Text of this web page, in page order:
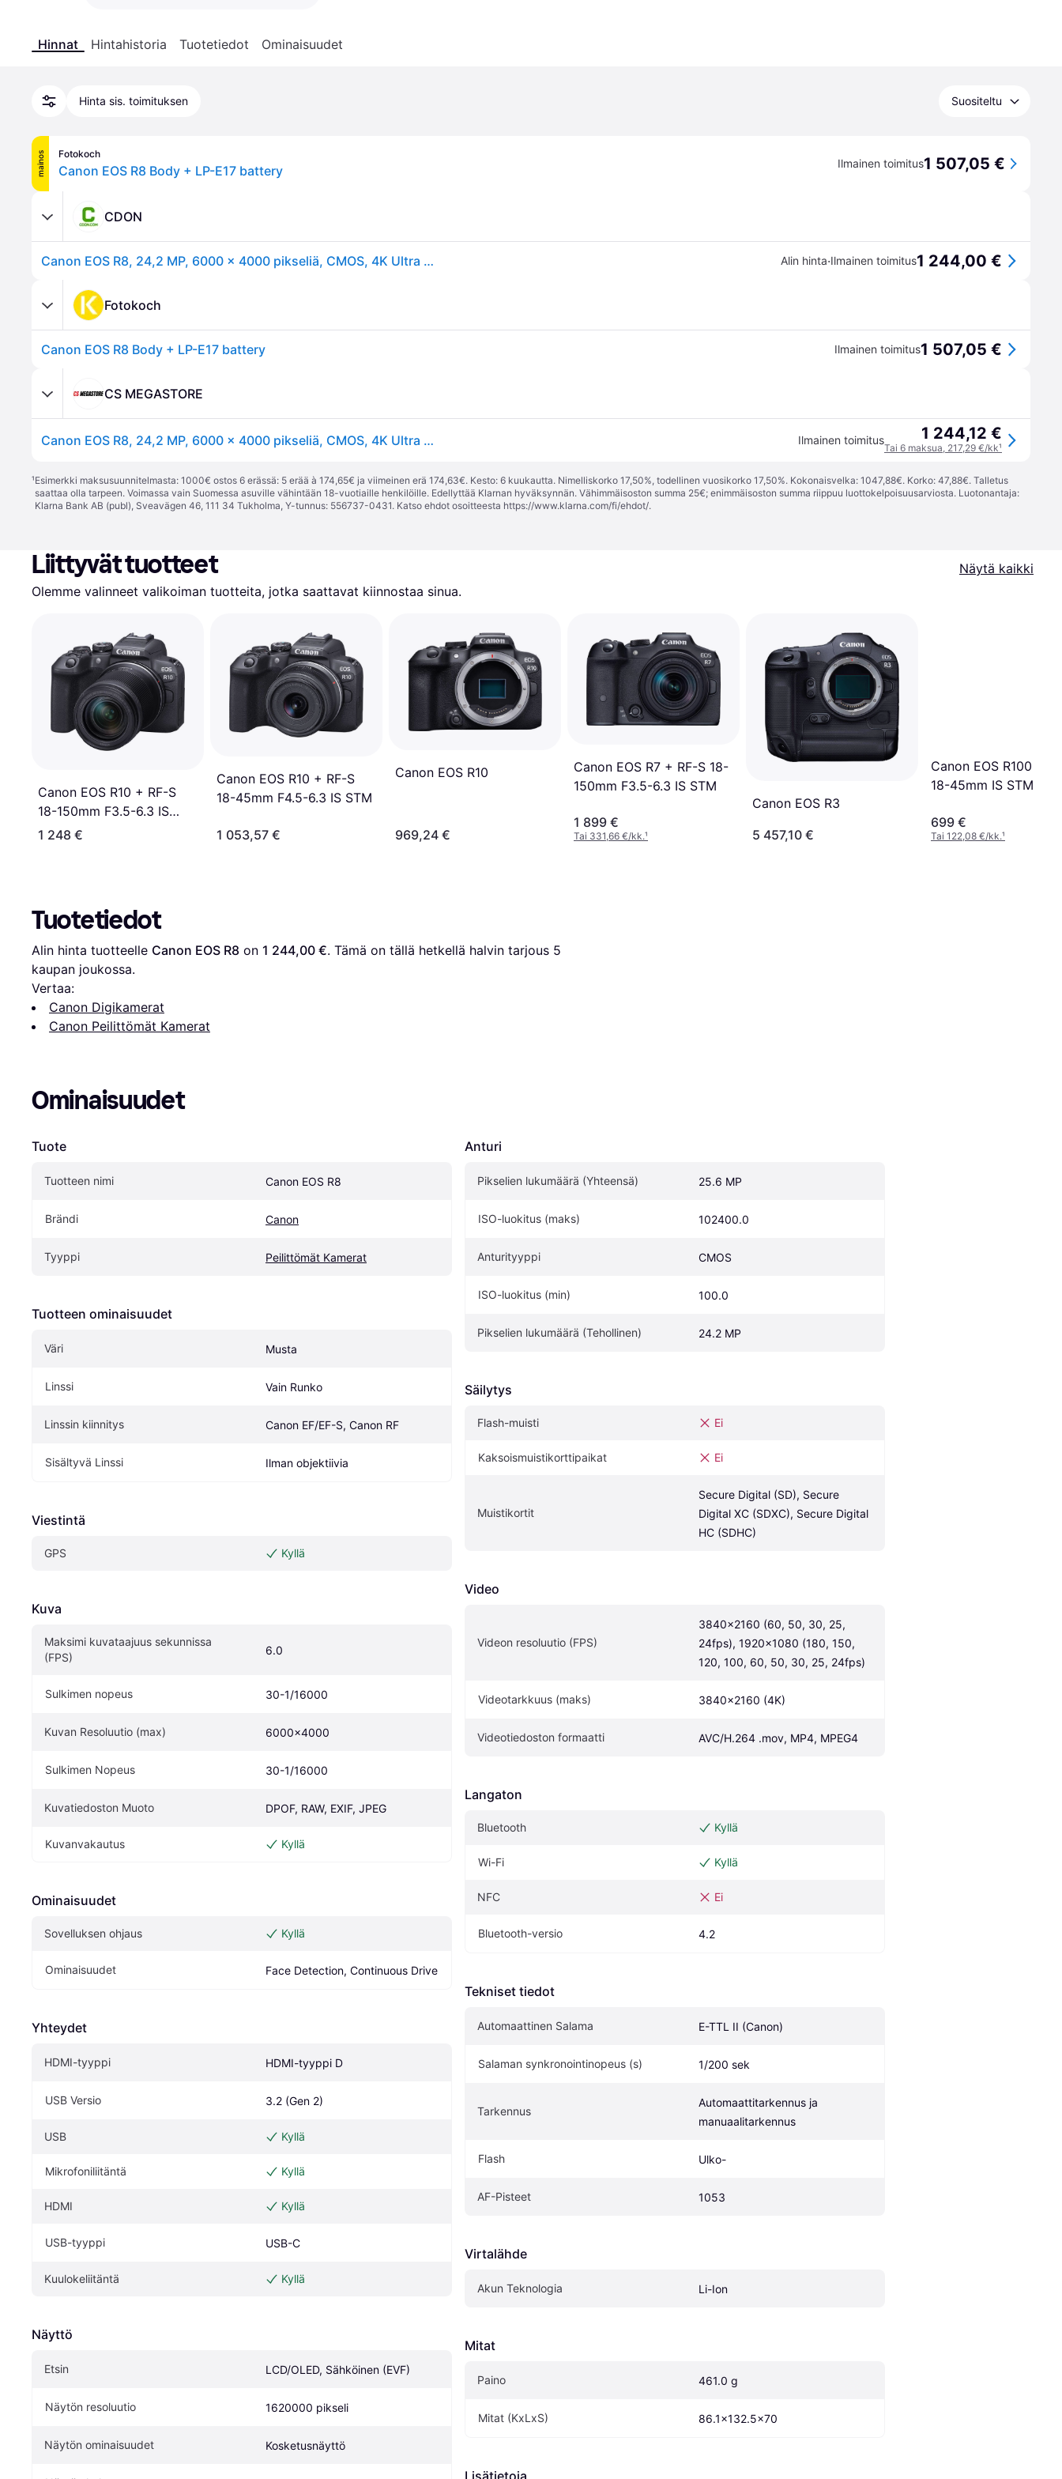
Hinnat Hintahistoria Tuotetiedot Ominaisuudet
Hinta sis. toimituksen Suositeltu
mainos Fotokoch
Canon EOS R8 Body + LP-E17 battery Ilmainen toimitus1 507,05 €
CDON
Canon EOS R8, 24,2 MP, 6000 x 4000 pikseliä, CMOS, 4K Ultra HD, Kosketusnäyttö, Musta Alin hinta·Ilmainen toimitus1 244,00 €
Fotokoch
Canon EOS R8 Body + LP-E17 battery Ilmainen toimitus1 507,05 €
CS MEGASTORE
Canon EOS R8, 24,2 MP, 6000 x 4000 pikseliä, CMOS, 4K Ultra HD, Kosketusnäyttö, Musta Ilmainen toimitus 1 244,12 €
Tai 6 maksua, 217,29 €/kk¹
¹Esimerkki maksusuunnitelmasta: 1000€ ostos 6 erässä: 5 erää à 174,65€ ja viimeinen erä 174,63€. Kesto: 6 kuukautta. Nimelliskorko 17,50%, todellinen vuosikorko 17,50%. Kokonaisvelka: 1047,88€. Korko: 47,88€. Talletus
saattaa olla tarpeen. Voimassa vain Suomessa asuville vähintään 18-vuotiaille henkilöille. Edellyttää Klarnan hyväksynnän. Vähimmäisoston summa 25€; enimmäisoston summa riippuu luottokelpoisuusarviosta. Luotonantaja:
Klarna Bank AB (publ), Sveavägen 46, 111 34 Tukholma, Y-tunnus: 556737-0431. Katso ehdot osoitteesta https://www.klarna.com/fi/ehdot/.
Liittyvät tuotteet
Näytä kaikki
Olemme valinneet valikoiman tuotteita, jotka saattavat kiinnostaa sinua.
Canon EOS R10 + RF-S
18-150mm F3.5-6.3 IS
STM
1 248 €
Canon EOS R10 + RF-S
18-45mm F4.5-6.3 IS STM
1 053,57 €
Canon EOS R10
969,24 €
Canon EOS R7 + RF-S 18-
150mm F3.5-6.3 IS STM
1 899 €
Tai 331,66 €/kk.¹
Canon EOS R3
5 457,10 €
Canon EOS R100 +
18-45mm IS STM
SD Card)
699 €
Tai 122,08 €/kk.¹
Tuotetiedot
Alin hinta tuotteelle Canon EOS R8 on 1 244,00 €. Tämä on tällä hetkellä halvin tarjous 5
kaupan joukossa.
Vertaa:
Canon Digikamerat
Canon Peilittömät Kamerat
Ominaisuudet
Tuote
Tuotteen nimi Canon EOS R8
Brändi Canon
Tyyppi Peilittömät Kamerat
Tuotteen ominaisuudet
Väri Musta
Linssi Vain Runko
Linssin kiinnitys Canon EF/EF-S, Canon RF
Sisältyvä Linssi Ilman objektiivia
Viestintä
GPS Kyllä
Kuva
Maksimi kuvataajuus sekunnissa
(FPS)
6.0
Sulkimen nopeus 30-1/16000
Kuvan Resoluutio (max) 6000x4000
Sulkimen Nopeus 30-1/16000
Kuvatiedoston Muoto DPOF, RAW, EXIF, JPEG
Kuvanvakautus Kyllä
Ominaisuudet
Sovelluksen ohjaus Kyllä
Ominaisuudet Face Detection, Continuous Drive
Yhteydet
HDMI-tyyppi HDMI-tyyppi D
USB Versio 3.2 (Gen 2)
USB Kyllä
Mikrofoniliitäntä Kyllä
HDMI Kyllä
USB-tyyppi USB-C
Kuulokeliitäntä Kyllä
Näyttö
Etsin LCD/OLED, Sähköinen (EVF)
Näytön resoluutio 1620000 pikseli
Näytön ominaisuudet Kosketusnäyttö
Anturi
Pikselien lukumäärä (Yhteensä) 25.6 MP
ISO-luokitus (maks) 102400.0
Anturityyppi CMOS
ISO-luokitus (min) 100.0
Pikselien lukumäärä (Tehollinen) 24.2 MP
Säilytys
Flash-muisti Ei
Kaksoismuistikorttipaikat Ei
Muistikortit
Secure Digital (SD), Secure
Digital XC (SDXC), Secure Digital
HC (SDHC)
Video
Videon resoluutio (FPS)
3840x2160 (60, 50, 30, 25,
24fps), 1920x1080 (180, 150,
120, 100, 60, 50, 30, 25, 24fps)
Videotarkkuus (maks) 3840x2160 (4K)
Videotiedoston formaatti AVC/H.264 .mov, MP4, MPEG4
Langaton
Bluetooth Kyllä
Wi-Fi Kyllä
NFC Ei
Bluetooth-versio 4.2
Tekniset tiedot
Automaattinen Salama E-TTL II (Canon)
Salaman synkronointinopeus (s) 1/200 sek
Tarkennus
Automaattitarkennus ja
manuaalitarkennus
Flash Ulko-
AF-Pisteet 1053
Virtalähde
Akun Teknologia Li-Ion
Mitat
Paino 461.0 g
Mitat (KxLxS) 86.1x132.5x70
Lisätietoja